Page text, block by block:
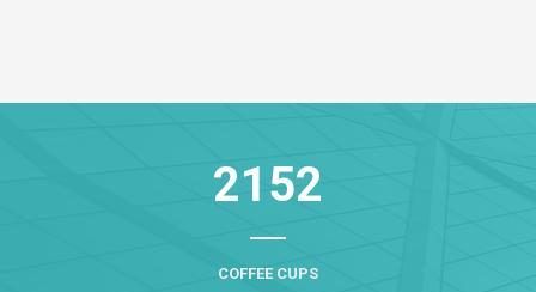
2152
COFFEE CUPS